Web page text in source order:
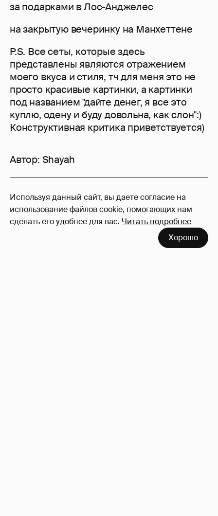
Используя данный сайт, вы даете согласие на
использование файлов cookie, помогающих нам
сделать его удобнее для вас. Читать подробнее
Хорошо
за подарками в Лос-Анджелес
на закрытую вечеринку на Манхеттене
P.S. Все сеты, которые здесь
представлены являются отражением
моего вкуса и стиля, тч для меня это не
просто красивые картинки, а картинки
под названием "дайте денег, я все это
куплю, одену и буду довольна, как слон":)
Конструктивная критика приветствуется)
Автор: Shayah
13
Войдите в аккаунт, чтобы читать и
оставлять комментарии